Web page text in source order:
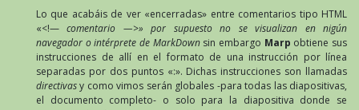
Lo que acabáis de ver «encerradas» entre comentarios tipo HTML
«<!—comentario —>» por supuesto no se visualizan en nigún
navegador o intérprete de MarkDown sin embargo Marp obtiene sus
instrucciones de allí en el formato de una instrucción por línea
separadas por dos puntos «:». Dichas instrucciones son llamadas
directivasy como vimos serán globales -para todas las diapositivas,
el documento completo- o solo para la diapositiva donde se